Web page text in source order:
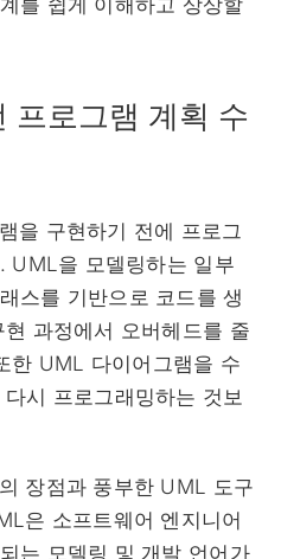
프로그램 계획 수
을 구현하기 전에 프로그
UML을 모델링하는 일부
스를 기반으로 코드를 생
과정에서 오버헤드를 줄
한 UML 다이어그램을 수
시 프로그래밍하는 것보
장점과 풍부한 UML 도구
은 소프트웨어 엔지니어
는 모델링 및 개발 언어가